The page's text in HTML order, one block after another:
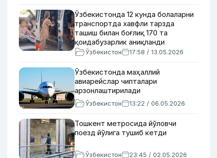
Ўзбекистонда 12 кунда болаларни
транспортда хавфли тарзда
ташиш билан боғлиқ 170 та
қоидабузарлик аниқланди
Ўзбекистон 17:58 / 13.05.2026
Ўзбекистонда маҳаллий
авиарейслар чипталари
арзонлаштирилади
Ўзбекистон 13:22 / 06.05.2026
Тошкент метросида йўловчи
поезд йўлига тушиб кетди
Ўзбекистон 23:45 / 02.05.2026